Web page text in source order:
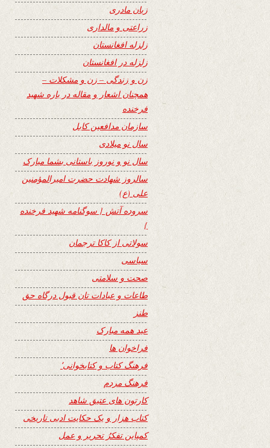
زبان مادری
زراعتی و مالداری
زلزله افغانستان
زلزله در افغانستان
زن و زندگی – زن و مشکلات –
همچنان اشعار و مقاله در باره شهید
فرخنده
سازمان مدافعین کابل
سال نو میلادی
سال نو و نوروز باستانی بشما مبارک
سالروز شهادت حضرت امیرالمؤمنین
علی (ع)
سروده آتش { سوگنامه شهید فرخنده
}
سولاتی از کاکا ترجمان
سیاسی
صحت و سلامتی
طاعات و عبادات تان قبول درگاه حق
طنز
عید همه مبارک
فراخوان ها
فرهنگ کتاب و کتابخوانی٬
فرهنگ مردم
کارتون های عتیق شاهد
کتاب هزار و یک حکایت ادبی تاریخی
کمپاین تفکرُ تحریر و عمل